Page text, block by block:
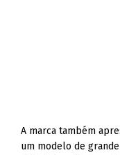
A marca também
um modelo de